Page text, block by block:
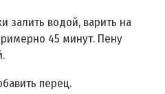
залить водой, варить на
45 минут. Пену
перец.